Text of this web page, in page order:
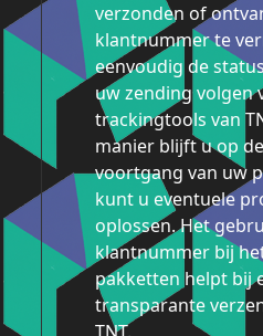
verzonden of
klantnummer te
eenvoudig de
uw zending volgen
trackingtools van
manier blijft u op
voortgang van uw
kunt u eventuele
oplossen. Het
klantnummer bij
pakketten helpt bij
transparante